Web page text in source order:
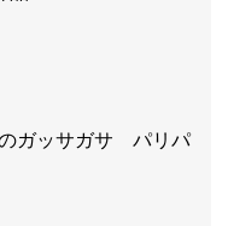
ガッサガサ パリパ